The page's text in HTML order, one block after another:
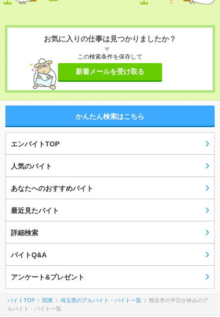
お気に入りの仕事は見つかりましたか？
この検索条件を保存して
新着メールを受け取る
かんたん検索はこちら
エンバイトTOP
人気のバイト
あなたへのおすすめバイト
最近見たバイト
詳細検索
バイトQ&A
アンケート&プレゼント
バイトTOP 関東 埼玉県のアルバイト・バイト一覧
熊谷市の平日が休みのア
ルバイト・バイト一覧